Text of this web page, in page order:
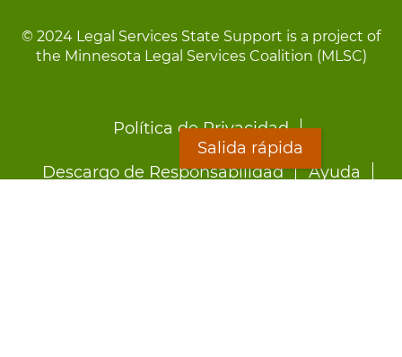
© 2024 Legal Services State Support is a project of
the Minnesota Legal Services Coalition (MLSC)
Política de Privacidad
Descargo de Responsabilidad Ayuda
Salida rápida